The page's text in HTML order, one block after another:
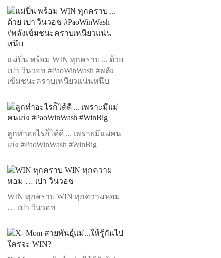
แม่ปิ่น พร้อม WIN ทุกคราบ ... ด้วย
เปา วินวอช #PaoWinWash #พลัง
เข้มชนะคราบเหนียวแน่นหนึบ
ลูกทำอะไรก็ได้ดี ... เพราะมีแม่คน
เก่ง #PaoWinWash #WinBig
WIN ทุกคราบ WIN ทุกความหอม
… เปา วินวอช